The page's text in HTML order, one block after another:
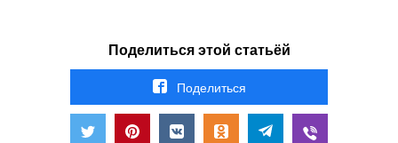
Поделиться этой статьёй
Поделиться